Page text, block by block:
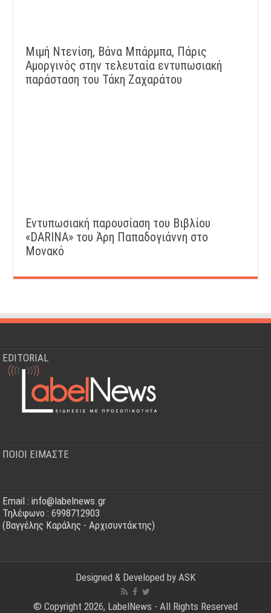
Μιμή Ντενίση, Βάνα Μπάρμπα, Πάρις
Αμοργινός στην τελευταία εντυπωσιακή
παράσταση του Τάκη Ζαχαράτου
Εντυπωσιακή παρουσίαση του Βιβλίου
«DARINA» του Άρη Παπαδογιάννη στο
Μονακό
EDITORIAL
ΠΟΙΟΙ ΕΙΜΑΣΤΕ
Email : info@labelnews.gr
Τηλέφωνο : 6998712903
(Βαγγέλης Καράλης - Αρχισυντάκτης)
Designed & Developed by ASK
© Copyright 2026, LabelNews - All Rights Reserved